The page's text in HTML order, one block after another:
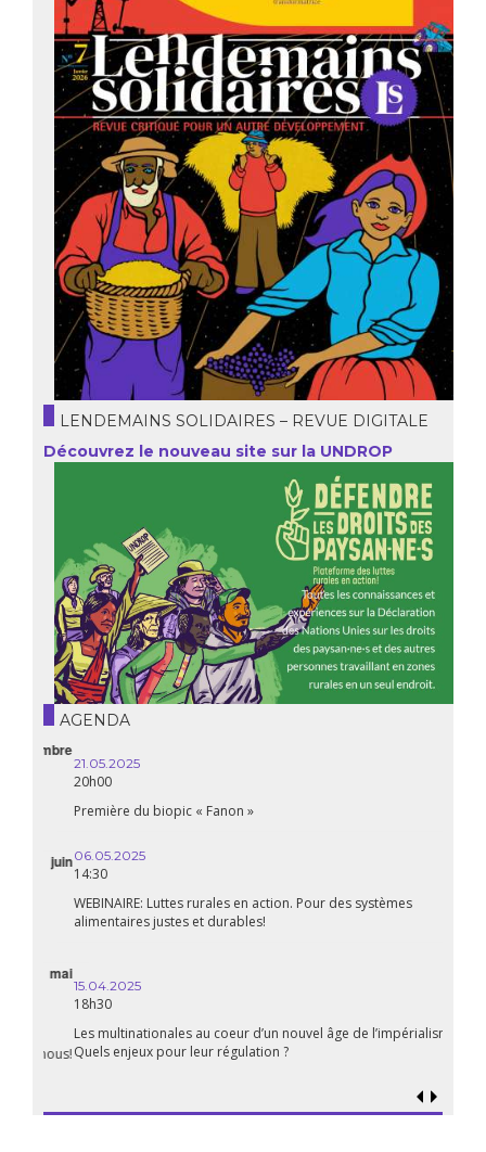
LENDEMAINS SOLIDAIRES – REVUE DIGITALE
Découvrez le nouveau site sur la UNDROP
AGENDA
21.05.2025
20h00
Première du biopic « Fanon »
06.05.2025
14:30
WEBINAIRE: Luttes rurales en action. Pour des systèmes
alimentaires justes et durables!
15.04.2025
18h30
Les multinationales au coeur d’un nouvel âge de l’impérialisme.
Quels enjeux pour leur régulation ?